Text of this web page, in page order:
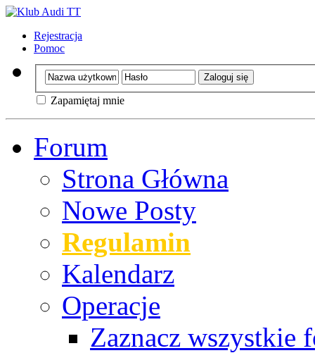
Rejestracja
Pomoc
Zapamiętaj mnie
Forum
Strona Główna
Nowe Posty
Regulamin
Kalendarz
Operacje
Zaznacz wszystkie